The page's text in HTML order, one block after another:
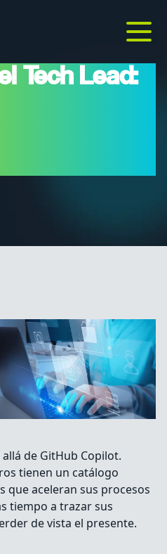
Tech Lead:
de GitHub Copilot.
tienen un catálogo
que aceleran sus procesos
tiempo a trazar sus
de vista el presente.